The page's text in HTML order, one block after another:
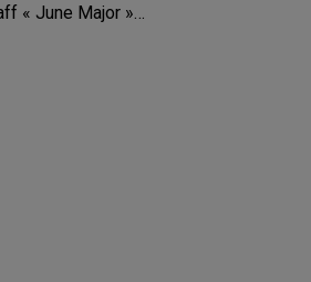
« June Major »
ville hôte.